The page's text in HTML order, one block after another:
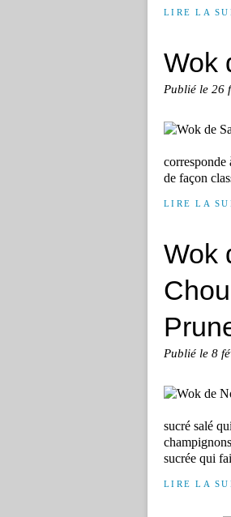
LIRE LA
Wok
Publié le 26
de façon
LIRE LA
Wok
Publié le 8
sucré salé
sucrée qui
LIRE LA